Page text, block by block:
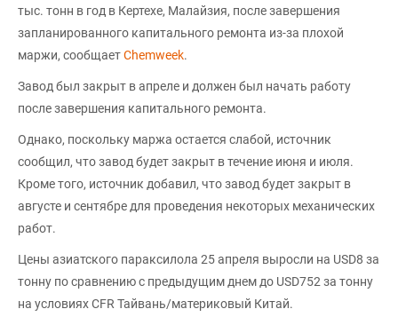
тыс. тонн в год в Кертехе, Малайзия, после завершения
запланированного капитального ремонта из-за плохой
маржи, сообщаетChemweek.
Завод был закрыт в апреле и должен был начать работу
после завершения капитального ремонта.
Однако, поскольку маржа остается слабой, источник
сообщил, что завод будет закрыт в течение июня и июля.
Кроме того, источник добавил, что завод будет закрыт в
августе и сентябре для проведения некоторых механических
работ.
Цены азиатского параксилола 25 апреля выросли на USD8 за
тонну по сравнению с предыдущим днем до USD752 за тонну
на условиях CFR Тайвань/материковый Китай.